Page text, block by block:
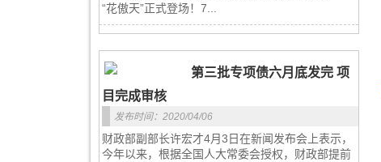
“花傲天”正式登场！7...
第三批专项债六月底发完 项
目完成审核
发布时间：2020/04/06
财政部副部长许宏才4月3日在新闻发布会上表示，
今年以来，根据全国人大常委会授权，财政部提前